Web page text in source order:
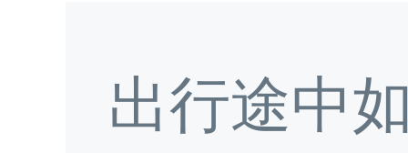
出行途中